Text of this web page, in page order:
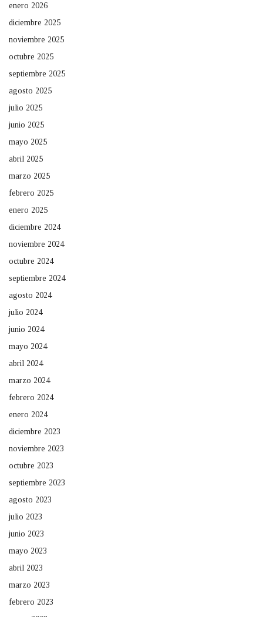
enero 2026
diciembre 2025
noviembre 2025
octubre 2025
septiembre 2025
agosto 2025
julio 2025
junio 2025
mayo 2025
abril 2025
marzo 2025
febrero 2025
enero 2025
diciembre 2024
noviembre 2024
octubre 2024
septiembre 2024
agosto 2024
julio 2024
junio 2024
mayo 2024
abril 2024
marzo 2024
febrero 2024
enero 2024
diciembre 2023
noviembre 2023
octubre 2023
septiembre 2023
agosto 2023
julio 2023
junio 2023
mayo 2023
abril 2023
marzo 2023
febrero 2023